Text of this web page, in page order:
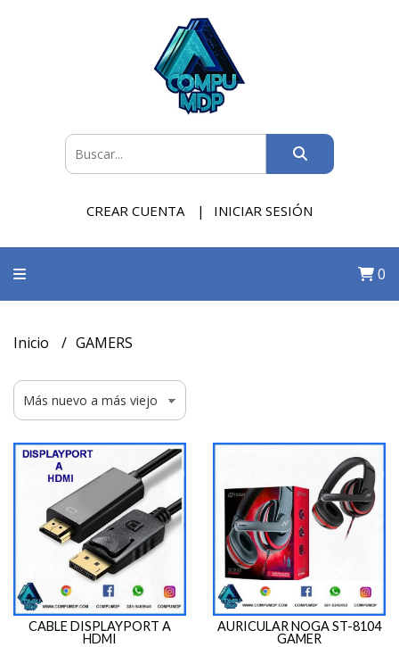
CREAR CUENTA INICIAR SESIÓN
0
Inicio GAMERS
CABLE DISPLAYPORT A
HDMI
AURICULAR NOGA ST-8104
GAMER